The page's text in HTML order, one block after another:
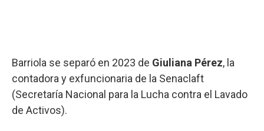
Barriola se separó en 2023 de Giuliana Pérez, la
contadora y exfuncionaria de la Senaclaft
(Secretaría Nacional para la Lucha contra el Lavado
de Activos).